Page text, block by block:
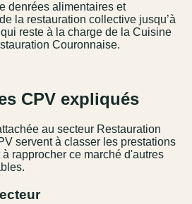
denrées alimentaires et
la restauration collective jusqu’à
reste à la charge de la Cuisine
Couronnaise.
CPV expliqués
au secteur Restauration
servent à classer les prestations
rapprocher ce marché d'autres